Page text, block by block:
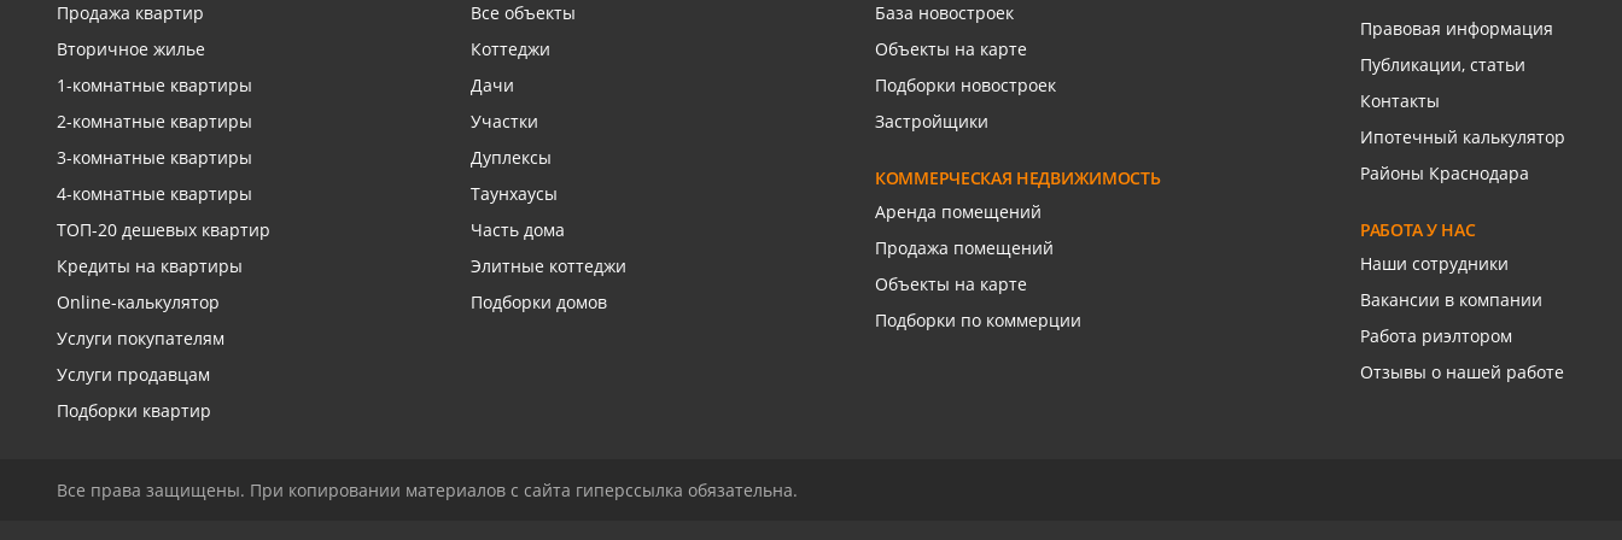
Связаться с риелтором
Связаться с риелтором
Связаться с риелтором
Продажа квартир
Вторичное жилье
1-комнатные квартиры
2-комнатные квартиры
3-комнатные квартиры
4-комнатные квартиры
ТОП-20 дешевых квартир
Кредиты на квартиры
Online-калькулятор
Услуги покупателям
Услуги продавцам
Подборки квартир
Все объекты
Коттеджи
Дачи
Участки
Дуплексы
Таунхаусы
Часть дома
Элитные коттеджи
Подборки домов
База новостроек
Объекты на карте
Подборки новостроек
Застройщики
КОММЕРЧЕСКАЯ НЕДВИЖИМОСТЬ
Аренда помещений
Продажа помещений
Объекты на карте
Подборки по коммерции
Правовая информация
Публикации, статьи
Контакты
Ипотечный калькулятор
Районы Краснодара
РАБОТА У НАС
Наши сотрудники
Вакансии в компании
Работа риэлтором
Отзывы о нашей работе
Все права защищены. При копировании материалов с сайта гиперссылка обязательна.